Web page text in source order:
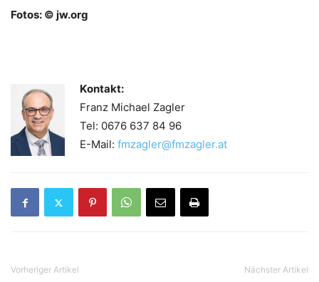
Fotos: © jw.org
Kontakt:
Franz Michael Zagler
Tel: 0676 637 84 96
E-Mail: fmzagler@fmzagler.at
Vorheriger Artikel Nächster Artikel